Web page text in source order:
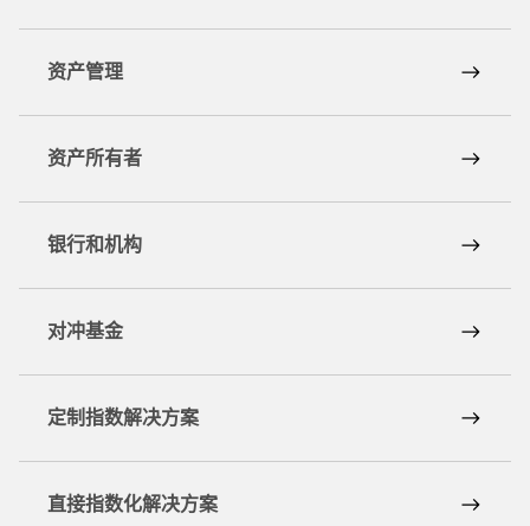
资产管理
资产所有者
银行和机构
对冲基金
定制指数解决方案
直接指数化解决方案